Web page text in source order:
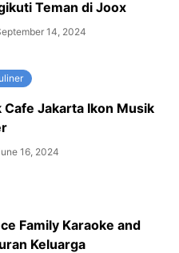
Teman di Joox
14, 2024
Cafe Jakarta Ikon Musik
16, 2024
Family Karaoke and
Keluarga